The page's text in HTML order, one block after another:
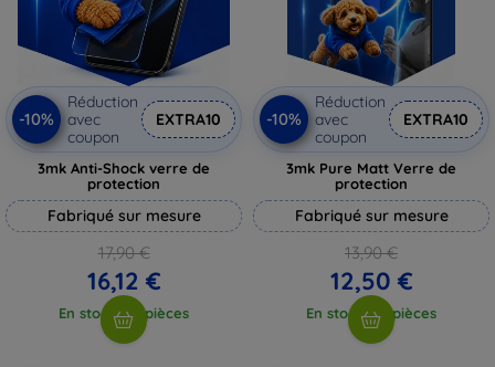
-10%
Réduction
avec
coupon
EXTRA10
3mk Anti-Shock verre de
protection
Fabriqué sur mesure
17,90 €
16,12 €
En stock > 5 pièces
-10%
Réduction
avec
coupon
EXTRA10
3mk Pure Matt Verre de
protection
Fabriqué sur mesure
13,90 €
12,50 €
En stock > 5 pièces